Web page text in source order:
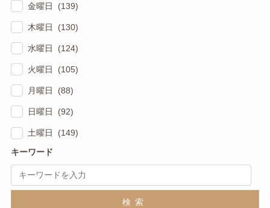
金曜日 (139)
木曜日 (130)
水曜日 (124)
火曜日 (105)
月曜日 (88)
日曜日 (92)
土曜日 (149)
キーワード
検索